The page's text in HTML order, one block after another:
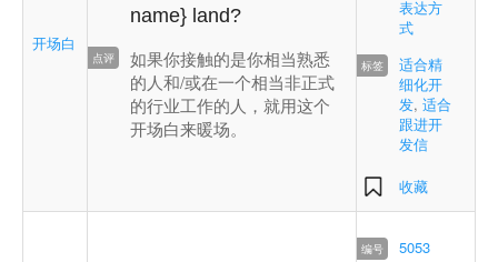
开场白
name} land?
如果你接触的是你相当熟悉
的人和/或在一个相当非正式
的行业工作的人，就用这个
开场白来暖场。
表达方
式
适合精
细化开
发, 适合
跟进开
发信
收藏
5053